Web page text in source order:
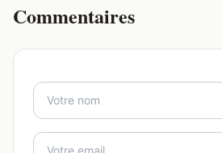
Commentaires